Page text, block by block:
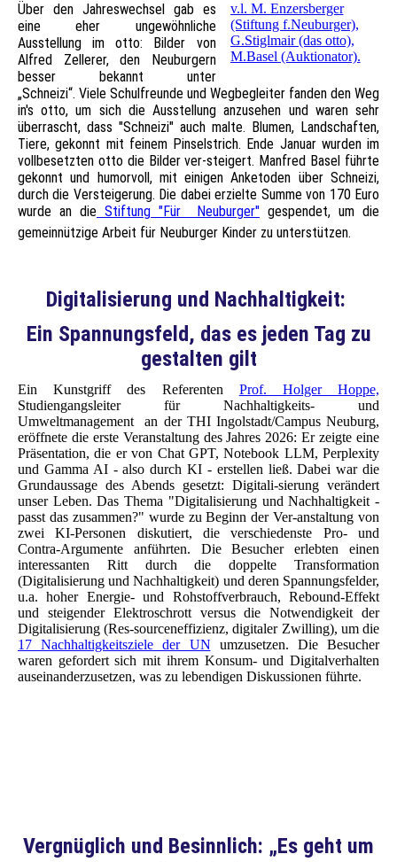
v.l. M. Enzersberger
(Stiftung f.Neuburger),
G.Stiglmair (das otto),
M.Basel (Auktionator).
Über den Jahreswechsel gab es
eine eher ungewöhnliche
Ausstellung im otto: Bilder von
Alfred Zellerer, den Neuburgern
besser bekannt unter
„Schneizi“. Viele Schulfreunde und Wegbegleiter fanden den Weg
in's otto, um sich die Ausstellung anzusehen und waren sehr
überrascht, dass "Schneizi" auch malte. Blumen, Landschaften,
Tiere, gekonnt mit feinem Pinselstrich. Ende Januar wurden im
vollbesetzten otto die Bilder ver-steigert. Manfred Basel führte
gekonnt und humorvoll, mit einigen Anketoden über Schneizi,
durch die Versteigerung. Die dabei erzielte Summe von 170 Euro
wurde an die Stiftung "Für Neuburger" gespendet, um die
gemeinnützige Arbeit für Neuburger Kinder zu unterstützen.
Digitalisierung und Nachhaltigkeit:
Ein Spannungsfeld, das es jeden Tag zu
gestalten gilt
Ein Kunstgriff des Referenten Prof. Holger Hoppe,
Studiengangsleiter für Nachhaltigkeits- und
Umweltmanagement an der THI Ingolstadt/Campus Neuburg,
eröffnete die erste Veranstaltung des Jahres 2026: Er zeigte eine
Präsentation, die er von Chat GPT, Notebook LLM, Perplexity
und Gamma AI - also durch KI - erstellen ließ. Dabei war die
Grundaussage des Abends gesetzt: Digitali-sierung verändert
unser Leben. Das Thema "Digitalisierung und Nachhaltigkeit -
passt das zusammen?" wurde zu Beginn der Ver-anstaltung von
zwei KI-Personen diskutiert, die verschiedenste Pro- und
Contra-Argumente anführten. Die Besucher erlebten einen
interessanten Ritt durch die doppelte Transformation
(Digitalisierung und Nachhaltigkeit) und deren Spannungsfelder,
u.a. hoher Energie- und Rohstoffverbrauch, Rebound-Effekt
und steigender Elektroschrott versus die Notwendigkeit der
Digitalisierung (Res-sourceneffizienz, digitaler Zwilling), um die
17 Nachhaltigkeitsziele der UN umzusetzen. Die Besucher
waren gefordert sich mit ihrem Konsum- und Digitalverhalten
auseinanderzusetzen, was zu lebendigen Diskussionen führte.
Vergnüglich und Besinnlich: „Es geht um